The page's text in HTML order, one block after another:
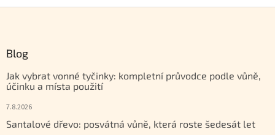
Blog
Jak vybrat vonné tyčinky: kompletní průvodce podle vůně,
účinku a místa použití
7.8.2026
Santalové dřevo: posvátná vůně, která roste šedesát let